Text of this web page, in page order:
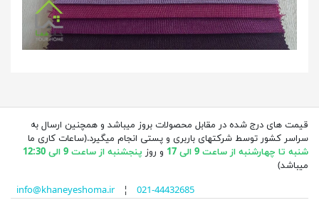
قیمت های درج شده در مقابل محصولات بروز میباشد و همچنین ارسال به
سراسر کشور توسط شرکتهای باربری و پستی انجام میگیرد.(ساعات کاری ما
شنبه تا چهارشنبه از ساعت 9 الی 17
و روز پنجشنبه از ساعت 9 الی 12:30
میباشد)
info@khaneyeshoma.ir¦ 021-44432685